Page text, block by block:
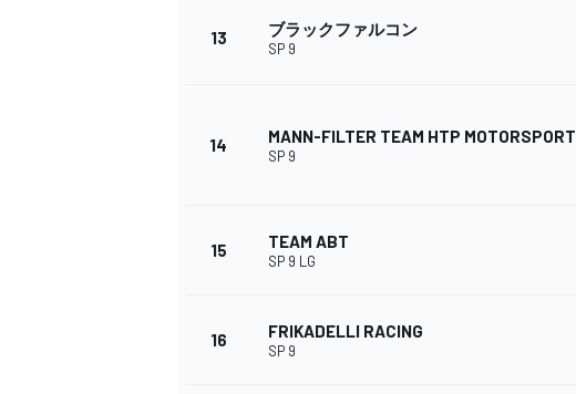
すべてのカテゴリー
13 ブラックファルコン
SP 9
14 MANN-FILTER TEAM HTP MOTORSPORT
SP 9
15 TEAM ABT
SP 9 LG
16 FRIKADELLI RACING
SP 9